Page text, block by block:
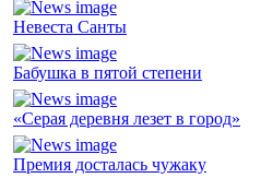
Невеста Санты
Бабушка в пятой степени
«Серая деревня лезет в город»
Премия досталась чужаку